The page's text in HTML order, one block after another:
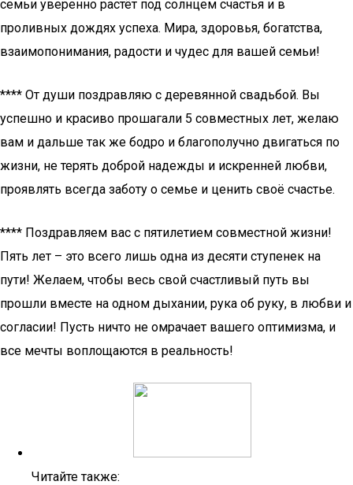
семьи уверенно растёт под солнцем счастья и в
проливных дождях успеха. Мира, здоровья, богатства,
взаимопонимания, радости и чудес для вашей семьи!
**** От души поздравляю с деревянной свадьбой. Вы
успешно и красиво прошагали 5 совместных лет, желаю
вам и дальше так же бодро и благополучно двигаться по
жизни, не терять доброй надежды и искренней любви,
проявлять всегда заботу о семье и ценить своё счастье.
**** Поздравляем вас с пятилетием совместной жизни!
Пять лет – это всего лишь одна из десяти ступенек на
пути! Желаем, чтобы весь свой счастливый путь вы
прошли вместе на одном дыхании, рука об руку, в любви и
согласии! Пусть ничто не омрачает вашего оптимизма, и
все мечты воплощаются в реальность!
Читайте также: